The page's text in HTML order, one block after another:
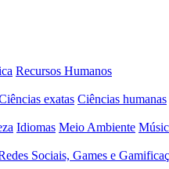
Recursos Humanos
exatas Ciências humanas
Idiomas Meio Ambiente
Sociais, Games e